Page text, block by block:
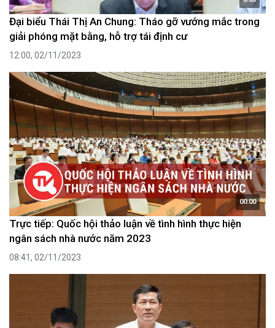
Đại biểu Thái Thị An Chung: Tháo gỡ vướng mắc trong
giải phóng mặt bằng, hỗ trợ tái định cư
12:00, 02/11/2023
00:00
Trực tiếp: Quốc hội thảo luận về tình hình thực hiện
ngân sách nhà nước năm 2023
08:41, 02/11/2023